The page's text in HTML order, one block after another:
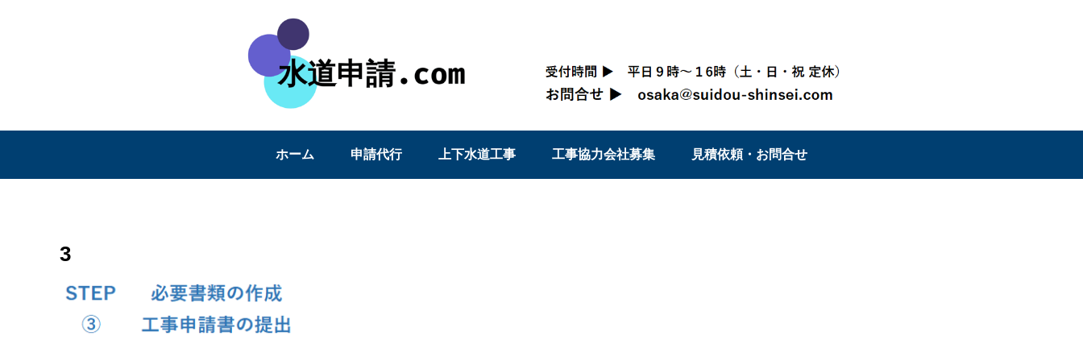
ホーム 申請代行 上下水道工事 工事協力会社募集 見積依頼・お問合せ
3